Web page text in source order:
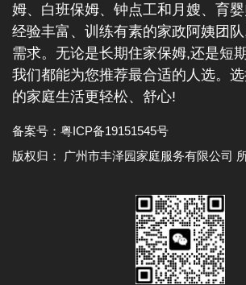
姆、白班保姆、钟点工和月嫂、育
经验丰富、训练有素的家政阿姨团
需求。无论是长期住家保姆,还是短
我们都能为您推荐最合适的人选。
的家庭生活更轻松、舒心!
备案号： 粤ICP备19151545号
版权归： 广州市丰泽园家庭服务有限公司